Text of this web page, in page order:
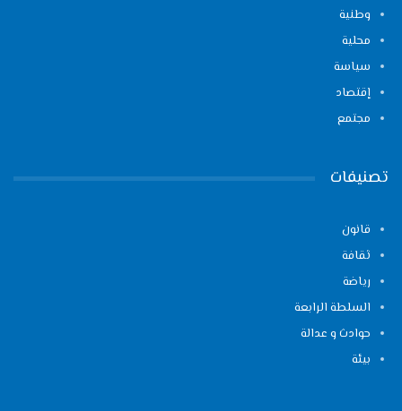
وطنية
محلية
سياسة
إقتصاد
مجتمع
تصنيفات
قانون
ثقافة
رياضة
السلطة الرابعة
حوادث و عدالة
بيئة